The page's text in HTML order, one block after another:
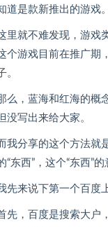
道是款新推出的游戏。
里就不难发现，游戏
个游戏目前在推广期
。
么，蓝海和红海的概
没写出来给大家。
我分享的这个方法就
“东西”，这个“东西”
先来说下第一个百度
先，百度是搜索大户